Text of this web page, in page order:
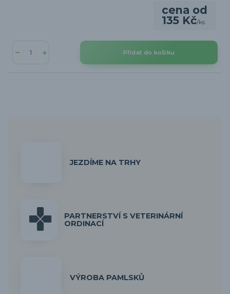
cena od
135 Kč/ks
Přidat do košíku
JEZDÍME NA TRHY
PARTNERSTVÍ S VETERINÁRNÍ
ORDINACÍ
VÝROBA PAMLSKŮ